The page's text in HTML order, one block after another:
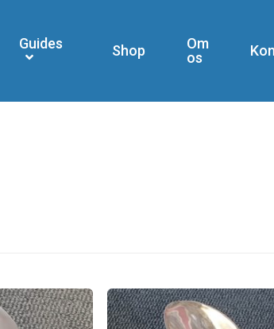
Guides Shop
Om
os